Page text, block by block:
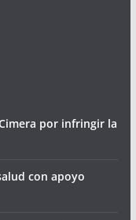
por infringir la
con apoyo